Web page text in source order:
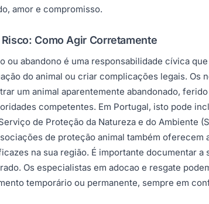
amor e compromisso.
Como Agir Corretamente
ou abandono é uma responsabilidade cívica
do animal ou criar complicações legais.
um animal aparentemente abandonado,
competentes. Em Portugal, isto pode
de Proteção da Natureza e do Ambiente
de proteção animal também
na sua região. É importante
Os especialistas em adocao e resgate
temporário ou permanente, sempre em